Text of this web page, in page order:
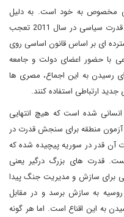
مخصوص به خود است. به دلیل
فقدان یک فرهنگ سازش سیاسی، شکست قدرت سیاسی در سال 2011 تعجب
ای بر اساس قانون اساسی روی
با حضور اعضای دولت و جامعه
رسیدن به این اجماع، مصری ها
ارتباطی استفاده کنند.
شده است که هیچ انتهایی
منطقه برای سنجش قدرت در
قدر در سوریه پیچیده شده که
قدرت های بزرگ درگیر یعنی
برای سازش و مدیریت جنگ پیدا
روسیه به سازش برسد و در مقابل
به این اقناع است. اما هر گونه